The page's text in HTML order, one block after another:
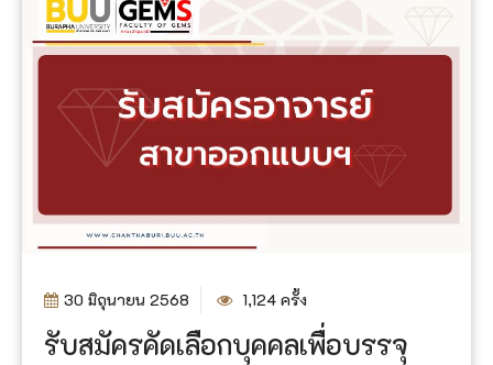
30 มิถุนายน 2568 1,124 ครั้ง
รับสมัครคัดเลือกบุคคลเพื่อบรรจุ